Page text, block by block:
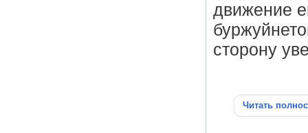
движение
сторону
Читать